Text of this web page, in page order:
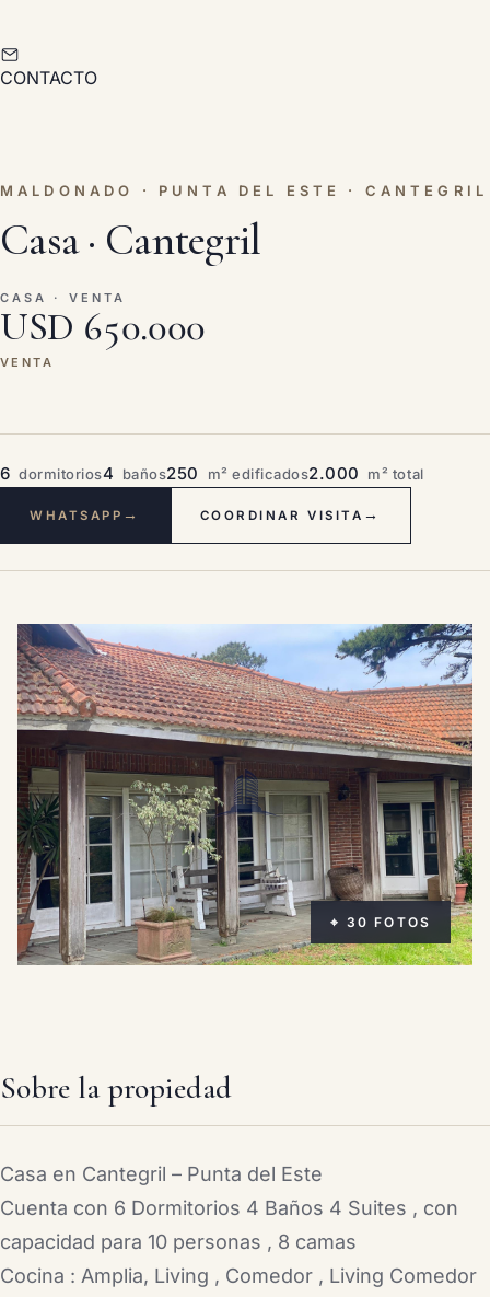
CONTACTO
MALDONADO · PUNTA DEL ESTE · CANTEGRIL
Casa · Cantegril
CASA · VENTA
USD 650.000
VENTA
6 dormitorios4 baños250 m² edificados2.000 m² total
WHATSAPP → COORDINAR VISITA →
⌖ 30 FOTOS
Sobre la propiedad
Casa en Cantegril – Punta del Este
Cuenta con 6 Dormitorios 4 Baños 4 Suites , con
capacidad para 10 personas , 8 camas
Cocina : Amplia, Living , Comedor , Living Comedor